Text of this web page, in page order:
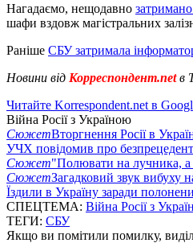
Нагадаємо, нещодавно
шафи вздовж магістральних
Раніше СБУ затримала
Новини від Корреспондент.netв
Читайте Korrespondent.net в
Війна Росії з Україною
СюжетВторгнення Росії в
УЧХ повідомив про
Сюжет"Полювати на лучника, а
СюжетЗагадковий звук вибуху
Їздили в Україну заради
СПЕЦТЕМА: Війна Росії з
ТЕГИ: СБУ
Якщо ви помітили помилку,